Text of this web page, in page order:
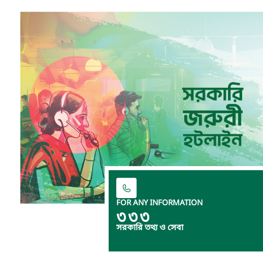
FOR ANY INFORMATION
৩৩৩
সরকারি তথ্য ও সেবা